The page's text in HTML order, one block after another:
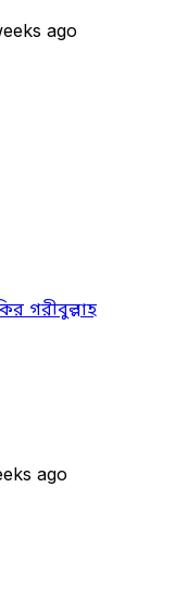
ago
গরীবুল্লাহ
ago